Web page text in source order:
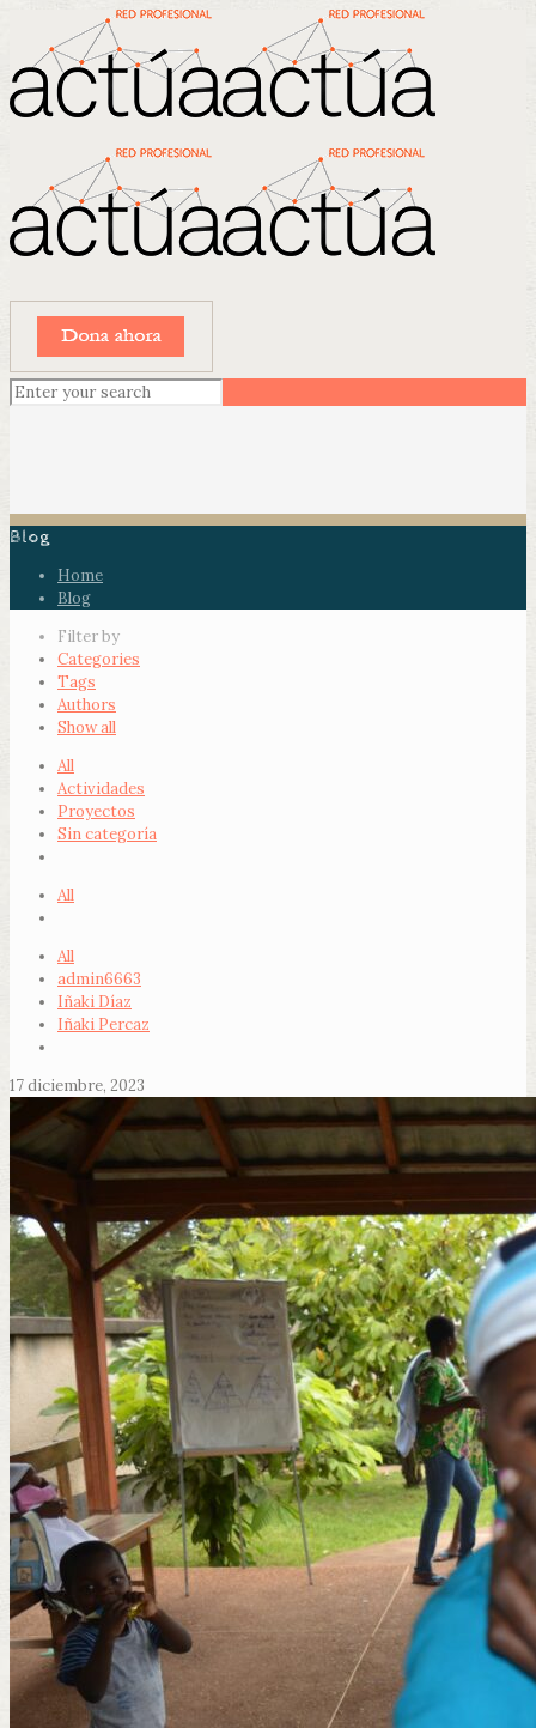
Blog
Home
Blog
Filter by
Categories
Tags
Authors
Show all
All
Actividades
Proyectos
Sin categoría
All
All
admin6663
Iñaki Díaz
Iñaki Percaz
17 diciembre, 2023